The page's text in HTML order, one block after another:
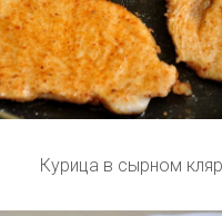
Курица в сырном